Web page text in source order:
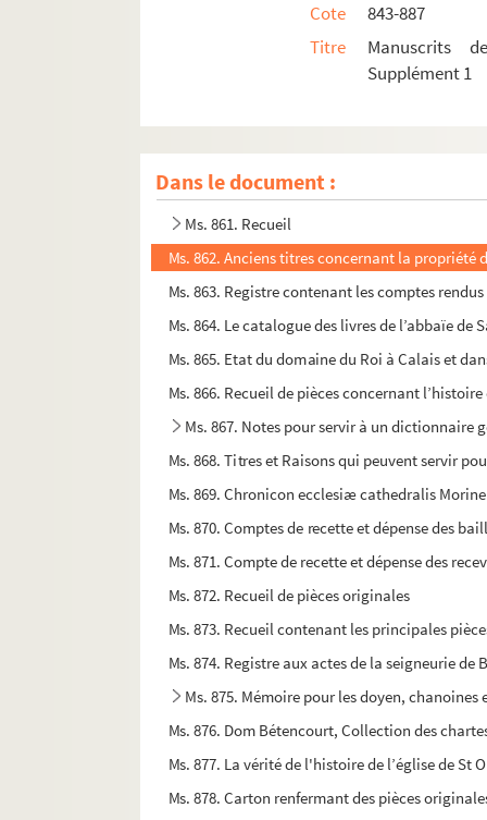
Cote
843-887
Titre
Manuscrits
Supplément 1
Dans le document :
Ms. 855. Notes pour servir à un dictionnaire
Ms. 857. Abbayes et prieurés de l'ancien
Ms. 858. Registre des redevances, terres et
Ms. 859. Tradition des faits qui manifestent le
Ms. 860. Rentiers du couvent des Minimes de
Ms. 861. Recueil
Ms. 862. Anciens titres concernant la propriété
Ms. 863. Registre contenant les comptes
Ms. 864. Le catalogue des livres de l’abbaïe de
Ms. 865. Etat du domaine du Roi à Calais et
Ms. 866. Recueil de pièces concernant l’histoire
Ms. 867. Notes pour servir à un dictionnaire
Ms. 868. Titres et Raisons qui peuvent servir
Ms. 869. Chronicon ecclesiæ cathedralis
Ms. 870. Comptes de recette et dépense des
Ms. 871. Compte de recette et dépense des
Ms. 872. Recueil de pièces originales
Ms. 873. Recueil contenant les principales
Ms. 874. Registre aux actes de la seigneurie
Ms. 875. Mémoire pour les doyen,
Ms. 876. Dom Bétencourt, Collection des
Ms. 877. La vérité de l'histoire de l’église de
Ms. 878. Carton renfermant des pièces